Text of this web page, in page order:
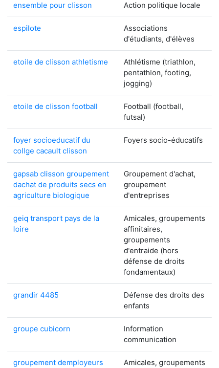
ensemble pour clisson Action politique locale
espilote
Associations
d'étudiants, d'élèves
etoile de clisson athletisme
Athlétisme (triathlon,
pentathlon, footing,
jogging)
etoile de clisson football
Football (football,
futsal)
foyer socioeducatif du
collge cacault clisson
Foyers socio-éducatifs
gapsab clisson groupement
dachat de produits secs en
agriculture biologique
Groupement d'achat,
groupement
d'entreprises
geiq transport pays de la
loire
Amicales, groupements
affinitaires,
groupements
d'entraide (hors
défense de droits
fondamentaux)
grandir 4485
Défense des droits des
enfants
groupe cubicorn
Information
communication
groupement demployeurs
Amicales, groupements